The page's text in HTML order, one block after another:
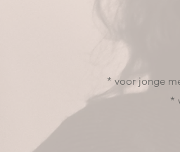
* voor jonge
*